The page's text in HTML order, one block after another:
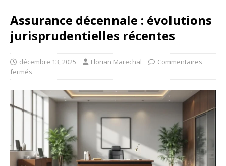
Assurance décennale : évolutions
jurisprudentielles récentes
décembre 13, 2025 Florian Marechal
Commentaires
fermés